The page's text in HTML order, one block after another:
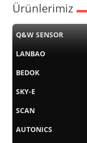
Ürünlerimiz
Q&W SENSOR
LANBAO
BEDOK
SKY-E
SCAN
AUTONICS